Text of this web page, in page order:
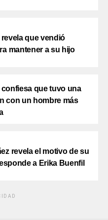
que vendió
mantener a su hijo
confiesa que tuvo una
con un hombre más
revela el motivo de su
a Erika Buenfil